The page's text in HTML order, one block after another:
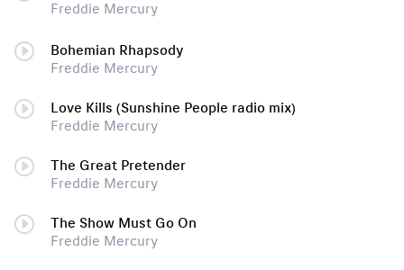
Freddie Mercury
Bohemian Rhapsody
Freddie Mercury
Love Kills (Sunshine People radio mix)
Freddie Mercury
The Great Pretender
Freddie Mercury
The Show Must Go On
Freddie Mercury